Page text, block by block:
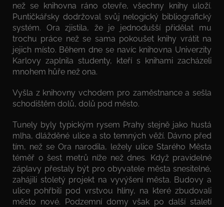
než se knihovna ráno otevře, všechny knihy uloží.
Puntičkářsky dodržoval svůj nelogický bibliografický
systém. Ora zjistila, že je jednodušší přidělat mu
trochu práce než se sama pokoušet knihy vrátit na
jejich místo. Během dne se navíc knihovna Univerzity
Karlovy zaplnila studenty, kteří s knihami zacházeli
mnohem hůře než ona.
Vyšla z knihovny vchodem pro zaměstnance a sešla
schodištěm dolů, dolů pod město.
Tunely byly typickým rysem Prahy stejně jako hustá
mlha, dlážděné ulice a sto temných věží. Dávno před
tím, než se Ora narodila, ležely ulice Starého Města
téměř o šest metrů níže než dnes. Když pravidelné
záplavy přestaly být pro obyvatele města snesitelné,
zahájili stoletý projekt na vyvýšení města. Budovy a
ulice pohřbili pod vrstvou hlíny, na které zbudovali
město nové. Podzemní domy však po další staletí